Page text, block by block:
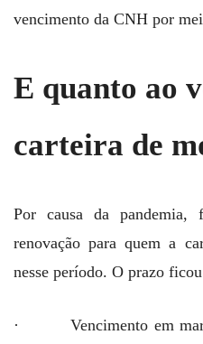
vencimento da CNH por
E quanto ao
carteira de
Por causa da
renovação para quem a
nesse período. O prazo
· Vencimento em